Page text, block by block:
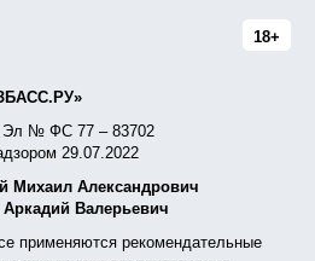
18+
Эл № ФС 77 – 83702
29.07.2022
Михаил Александрович
Аркадий Валерьевич
применяются рекомендательные